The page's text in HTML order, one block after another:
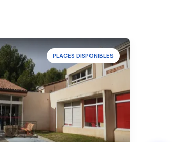
PLACES DISPONIBLES